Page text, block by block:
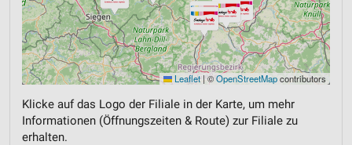
Leaflet | ©OpenStreetMapcontributors
Klicke auf das Logo der Filiale in der Karte, um mehr
Informationen (Öffnungszeiten & Route) zur Filiale zu
erhalten.